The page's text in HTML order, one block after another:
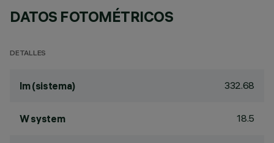
DATOS FOTOMÉTRICOS
DETALLES
lm (sistema) 332.68
W system 18.5